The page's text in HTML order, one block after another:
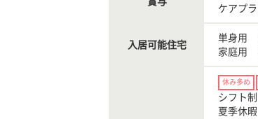
ケアプ
入居可能住宅
単身用
家庭用
休み多め
シフト制
夏季休